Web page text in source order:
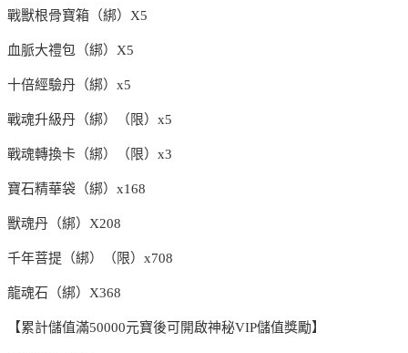
戰獸根骨寶箱（綁）X5
血脈大禮包（綁）X5
十倍經驗丹（綁）x5
戰魂升級丹（綁）（限）x5
戰魂轉換卡（綁）（限）x3
寶石精華袋（綁）x168
獸魂丹（綁）X208
千年菩提（綁）（限）x708
龍魂石（綁）X368
【累計儲值滿50000元寶後可開啟神秘VIP儲值獎勵】